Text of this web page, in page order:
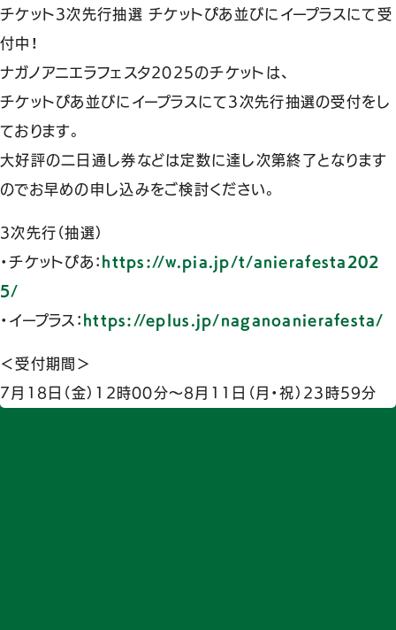
チケット3次先行抽選 チケットぴあ並びにイープラスにて受
付中！
ナガノアニエラフェスタ2025のチケットは、
チケットぴあ並びにイープラスにて3次先行抽選の受付をし
ております。
大好評の二日通し券などは定数に達し次第終了となります
のでお早めの申し込みをご検討ください。
3次先行（抽選）
・チケットぴあ： https://w.pia.jp/t/anierafesta202
5/
・イープラス： https://eplus.jp/naganoanierafesta/
＜受付期間＞
7月18日（金）12時00分～8月11日（月・祝）23時59分